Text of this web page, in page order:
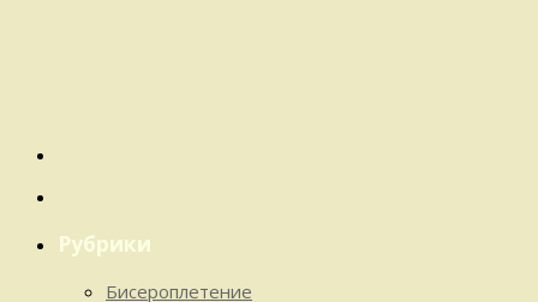
Рубрики
Бисероплетение